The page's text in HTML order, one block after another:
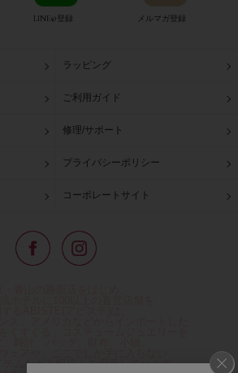
LINE@登録 メルマガ登録
ラッピング
ご利用ガイド
修理/サポート
プライバシーポリシー
コーポレートサイト
テムなどを幅広くご用意しています。